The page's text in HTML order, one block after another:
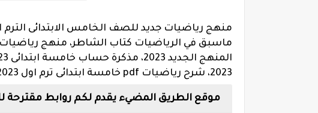
ماسبق في الرياضيات كتاب الشاطر، منهج رياضيات
2023، شرح رياضيات pdf خامسة ابتدائى ترم اول 2023.
موقع الطريق المضيء يقدم لكم روابط مقترحة